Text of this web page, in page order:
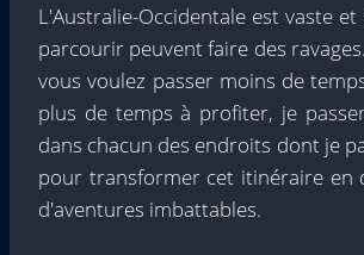
L'Australie-Occidentale est vaste et
parcourir peuvent faire des
vous voulez passer moins de
plus de temps à profiter, je
dans chacun des endroits dont je
pour transformer cet itinéraire en
d'aventures imbattables.